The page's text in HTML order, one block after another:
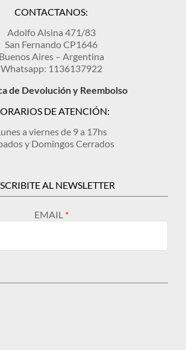
CONTACTANOS:
Adolfo Alsina 471/83
San Fernando CP1646
Buenos Aires – Argentina
Whatsapp: 1136137922
de Devolución y Reembolso
DE ATENCIÓN:
a viernes de 9 a 17hs
y Domingos Cerrados
AL NEWSLETTER
EMAIL